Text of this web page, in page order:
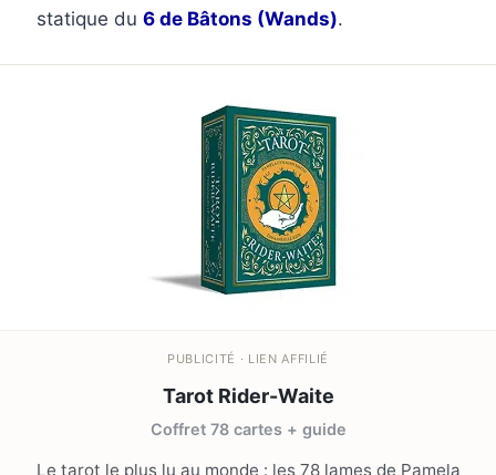
statique du 6 de Bâtons (Wands).
PUBLICITÉ · LIEN AFFILIÉ
Tarot Rider-Waite
Coffret 78 cartes + guide
Le tarot le plus lu au monde : les 78 lames de Pamela